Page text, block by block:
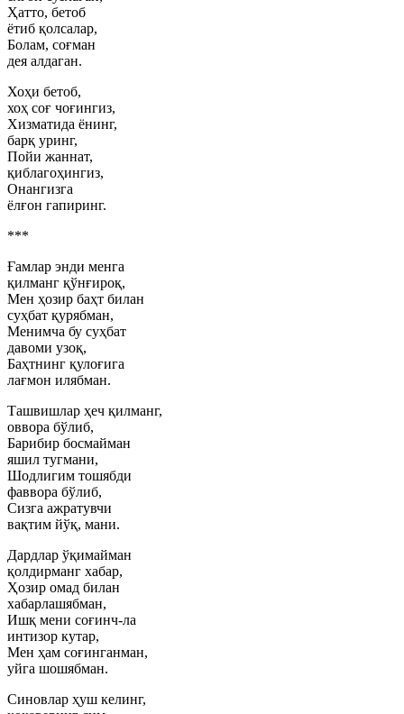
Ҳатто, бетоб
ётиб қолсалар,
Болам, соғман
дея алдаган.
Хоҳи бетоб,
хоҳ соғ чоғингиз,
Хизматида ёнинг,
барқ уринг,
Пойи жаннат,
қиблагоҳингиз,
Онангизга
ёлғон гапиринг.
***
Ғамлар энди менга
қилманг қўнғироқ,
Мен ҳозир баҳт билан
суҳбат қурябман,
Менимча бу суҳбат
давоми узоқ,
Баҳтнинг қулоғига
лағмон илябман.
Ташвишлар ҳеч қилманг,
оввора бўлиб,
Барибир босмайман
яшил тугмани,
Шодлигим тошябди
фаввора бўлиб,
Сизга ажратувчи
вақтим йўқ, мани.
Дардлар ўқимайман
қолдирманг хабар,
Ҳозир омад билан
хабарлашябман,
Ишқ мени соғинч-ла
интизор кутар,
Мен ҳам соғинганман,
уйга шошябман.
Синовлар ҳуш келинг,